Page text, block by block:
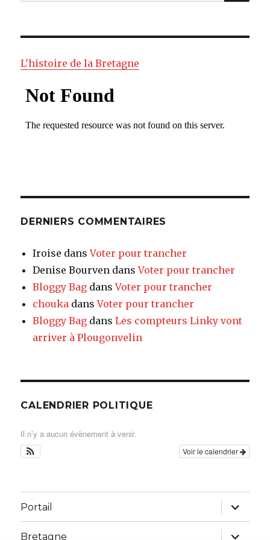
L'histoire de la Bretagne
DERNIERS COMMENTAIRES
Iroise dansVoter pour trancher
Denise Bourven dansVoter pour trancher
Bloggy Bag dansVoter pour trancher
chouka dansVoter pour trancher
Bloggy Bag dansLes compteurs Linky vont
arriver à Plougonvelin
CALENDRIER POLITIQUE
Il n’y a aucun évènement à venir.
Voir le calendrier
Portail
ouvrir
le
sous-
menu
Bretagne
ouvrir